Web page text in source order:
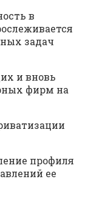
в
задач
и вновь
фирм на
профиля
ее